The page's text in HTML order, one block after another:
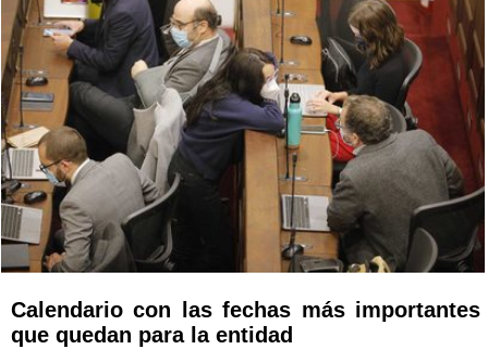
Calendario con las fechas más importantes
que quedan para la entidad